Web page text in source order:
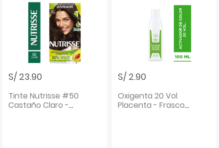
S/ 23.90
Tinte Nutrisse #50
Castaño Claro -
S/ 2.90
Oxigenta 20 Vol
Placenta - Frasco